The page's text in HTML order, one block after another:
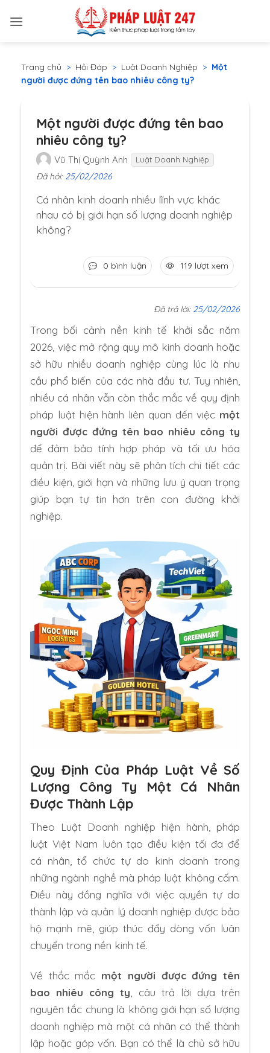
qua
Trang chủ > Hỏi Đáp > Luật Doanh Nghiệp > Một
người được đứng tên bao nhiêu công ty?
Một người được đứng tên bao
nhiêu công ty?
Vũ Thị Quỳnh Anh Luật Doanh Nghiệp
Đã hỏi: 25/02/2026
Cá nhân kinh doanh nhiều lĩnh vực khác
nhau có bị giới hạn số lượng doanh nghiệp
không?
0 bình luận 119 lượt xem
Đã trả lời: 25/02/2026
Trong bối cảnh nền kinh tế khởi sắc năm
2026, việc mở rộng quy mô kinh doanh hoặc
sở hữu nhiều doanh nghiệp cùng lúc là nhu
cầu phổ biến của các nhà đầu tư. Tuy nhiên,
nhiều cá nhân vẫn còn thắc mắc về quy định
pháp luật hiện hành liên quan đến việc một
người được đứng tên bao nhiêu công ty
để đảm bảo tính hợp pháp và tối ưu hóa
quản trị. Bài viết này sẽ phân tích chi tiết các
điều kiện, giới hạn và những lưu ý quan trọng
giúp bạn tự tin hơn trên con đường khởi
nghiệp.
Quy Định Của Pháp Luật Về Số
Lượng Công Ty Một Cá Nhân
Được Thành Lập
Theo Luật Doanh nghiệp hiện hành, pháp
luật Việt Nam luôn tạo điều kiện tối đa để
cá nhân, tổ chức tự do kinh doanh trong
những ngành nghề mà pháp luật không cấm.
Điều này đồng nghĩa với việc quyền tự do
thành lập và quản lý doanh nghiệp được bảo
hộ mạnh mẽ, giúp thúc đẩy dòng vốn luân
chuyển trong nền kinh tế.
Về thắc mắc một người được đứng tên
bao nhiêu công ty, câu trả lời dựa trên
nguyên tắc chung là không giới hạn số lượng
doanh nghiệp mà một cá nhân có thể thành
lập hoặc góp vốn. Bạn có thể là chủ sở hữu